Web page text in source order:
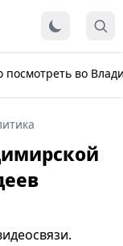
посмотреть во